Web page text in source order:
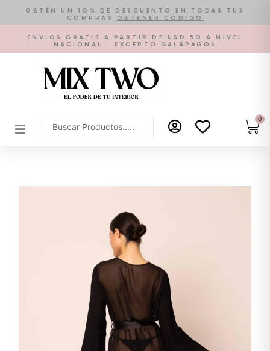
contenido
OBTÉN UN 10% DE DESCUENTO EN TODAS TUS
COMPRAS
OBTENER CÓDIGO
ENVÍOS GRATIS A PARTIR DE USD 50 A NIVEL
NACIONAL - EXCEPTO GALÁPAGOS
Search
...
0